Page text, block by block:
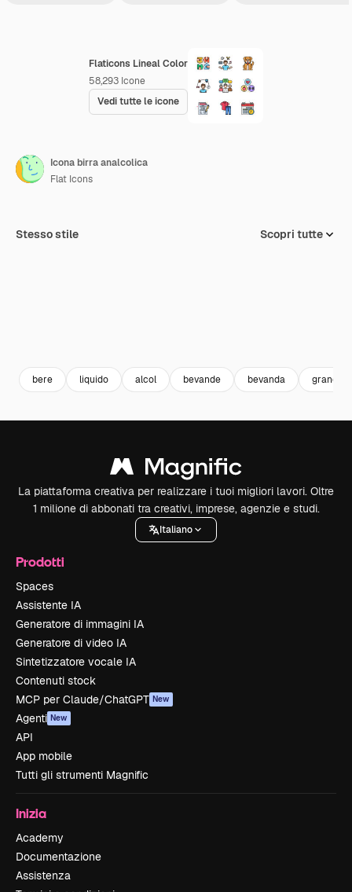
Flaticons Lineal Color
58,293 Icone
Vedi tutte le icone
Icona birra analcolica
Flat Icons
Stesso stile Scopri tutte
bere liquido alcol bevande bevanda grano
La piattaforma creativa per realizzare i tuoi migliori lavori. Oltre
1 milione di abbonati tra creativi, imprese, agenzie e studi.
Italiano
Prodotti
Spaces
Assistente IA
Generatore di immagini IA
Generatore di video IA
Sintetizzatore vocale IA
Contenuti stock
MCP per Claude/ChatGPT New
Agenti New
API
App mobile
Tutti gli strumenti Magnific
Inizia
Academy
Documentazione
Assistenza